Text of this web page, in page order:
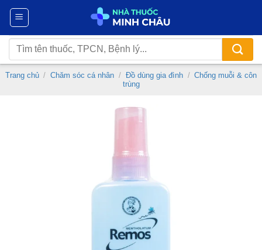
Chuyển
nội
dung
Tìm
kiếm:
Trang chủ / Chăm sóc cá nhân / Đồ dùng gia đình / Chống muỗi & côn
trùng